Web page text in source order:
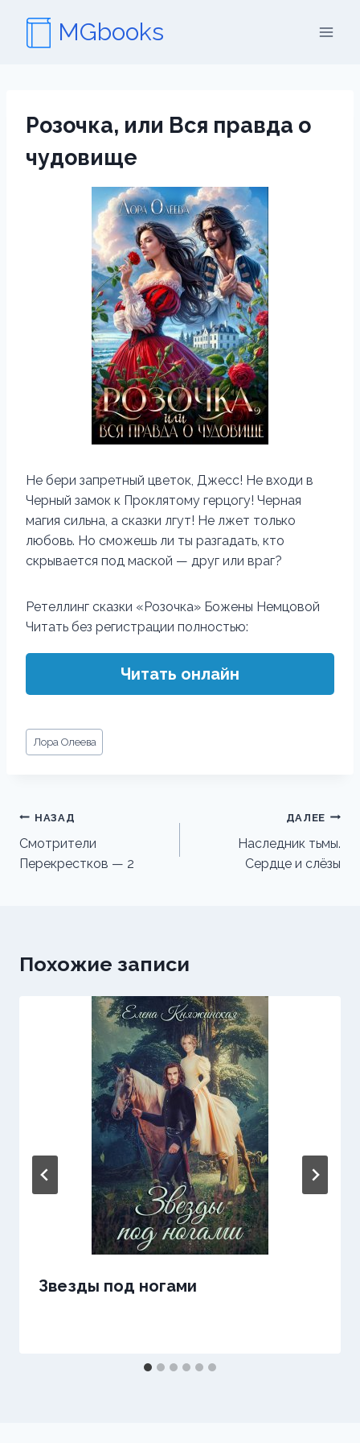
содержимому
MGbooks
Розочка, или Вся правда о
чудовище
Не бери запретный цветок, Джесс! Не входи в
Черный замок к Проклятому герцогу! Черная
магия сильна, а сказки лгут! Не лжет только
любовь. Но сможешь ли ты разгадать, кто
скрывается под маской — друг или враг?
Ретеллинг сказки «Розочка» Божены Немцовой
Читать без регистрации полностью:
Читать онлайн
Метки
записи:
Лора Олеева
Навигация
по
записям
НАЗАД
Смотрители
Перекрестков — 2
ДАЛЕЕ
Наследник тьмы.
Сердце и слёзы
Похожие записи
Звезды под ногами